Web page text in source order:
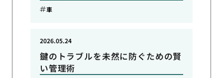
車
鍵のトラブルを未然に防ぐための賢
い管理術
2026.05.24